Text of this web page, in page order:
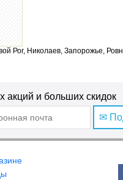
Рог, Николаев, Запорожье,
акций и больших скидок
✉